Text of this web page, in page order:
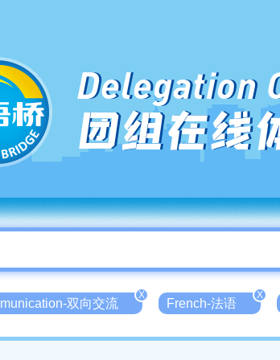
Delegation
团组在线
双向交流
X
French-法语
X